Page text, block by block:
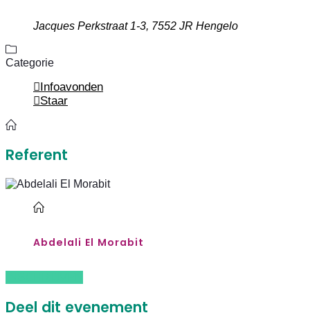
Jacques Perkstraat 1-3, 7552 JR Hengelo
Categorie
Infoavonden
Staar
Referent
Abdelali El Morabit
Deel dit evenement